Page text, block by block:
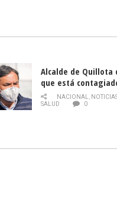
Alcalde de Quillota
que está
COVID-19
NACIONAL,
SALUD
0